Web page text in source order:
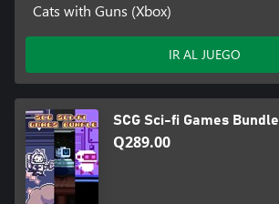
Cats with Guns (Xbox)
IR AL JUEGO
SCG Sci-fi Games Bundle
Q289.00